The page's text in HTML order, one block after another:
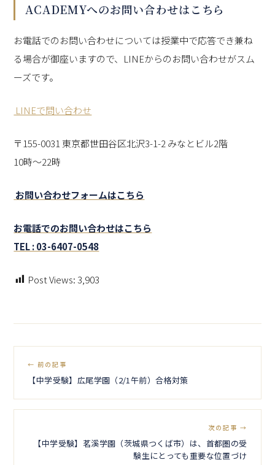
ACADEMYへのお問い合わせはこちら
お電話でのお問い合わせについては授業中で応答でき兼ね
る場合が御座いますので、LINEからのお問い合わせがスム
ーズです。
LINEで問い合わせ
〒155-0031 東京都世田谷区北沢3-1-2 みなとビル2階
10時～22時
お問い合わせフォームはこちら
お電話でのお問い合わせはこちら
TEL : 03-6407-0548
Post Views: 3,903
← 前の記事
【中学受験】広尾学園（2/1午前）合格対策
次の記事 →
【中学受験】茗溪学園（茨城県つくば市）は、首都圏の受
験生にとっても重要な位置づけ